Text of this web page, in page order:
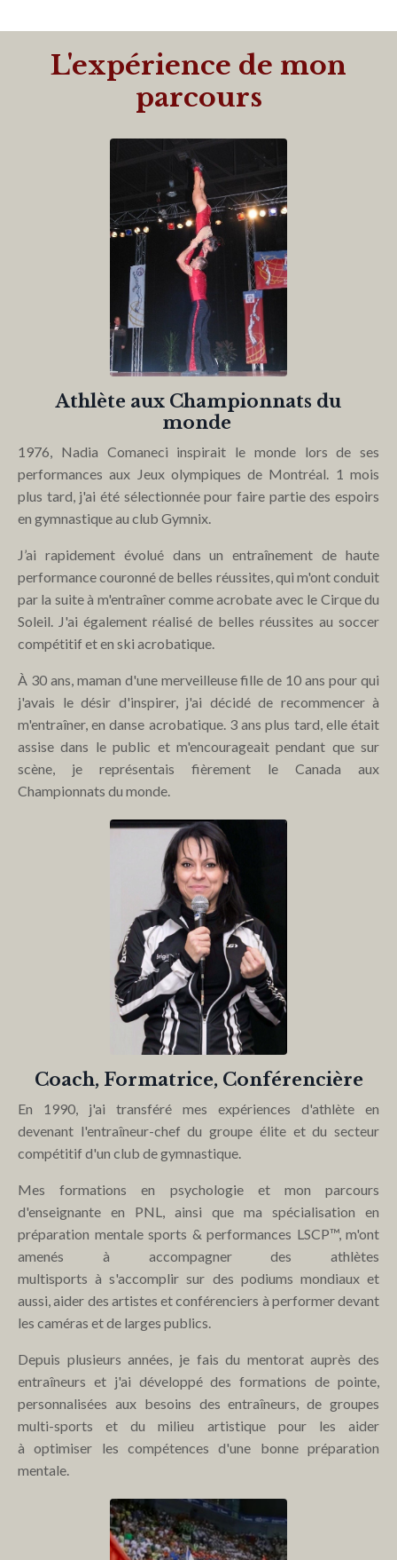
L'expérience de mon
parcours
Athlète aux Championnats du
monde
1976, Nadia Comaneci inspirait le monde lors de ses
performances aux Jeux olympiques de Montréal. 1 mois
plus tard, j'ai été sélectionnée pour faire partie des espoirs
en gymnastique au club Gymnix.
J’ai rapidement évolué dans un entraînement de haute
performance couronné de belles réussites, qui m'ont conduit
par la suite à m'entraîner comme acrobate avec le Cirque du
Soleil. J'ai également réalisé de belles réussites au soccer
compétitif et en ski acrobatique.
À 30 ans, maman d'une merveilleuse fille de 10 ans pour qui
j'avais le désir d'inspirer, j'ai décidé de recommencer à
m'entraîner, en danse acrobatique. 3 ans plus tard, elle était
assise dans le public et m'encourageait pendant que sur
scène, je représentais fièrement le Canada aux
Championnats du monde.
Coach, Formatrice, Conférencière
En 1990, j'ai transféré mes expériences d'athlète en
devenant l'entraîneur-chef du groupe élite et du secteur
compétitif d'un club de gymnastique.
Mes formations en psychologie et mon parcours
d'enseignante en PNL, ainsi que ma spécialisation en
préparation mentale sports & performances LSCP™, m'ont
amenés à accompagner des athlètes
multisports à s'accomplir sur des podiums mondiaux et
aussi, aider des artistes et conférenciers à performer devant
les caméras et de larges publics.
Depuis plusieurs années, je fais du mentorat auprès des
entraîneurs et j'ai développé des formations de pointe,
personnalisées aux besoins des entraîneurs, de groupes
multi-sports et du milieu artistique pour les aider
à optimiser les compétences d'une bonne préparation
mentale.